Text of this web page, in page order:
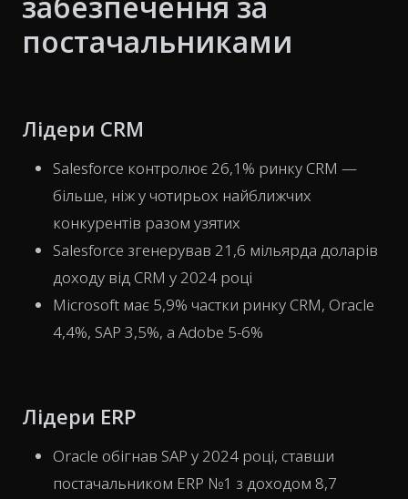
постачальниками
Лідери CRM
Salesforce контролює 26,1% ринку CRM —
більше, ніж у чотирьох найближчих
конкурентів разом узятих
Salesforce згенерував 21,6 мільярда доларів
доходу від CRM у 2024 році
Microsoft має 5,9% частки ринку CRM, Oracle
4,4%, SAP 3,5%, а Adobe 5-6%
Лідери ERP
Oracle обігнав SAP у 2024 році, ставши
постачальником ERP №1 з доходом 8,7